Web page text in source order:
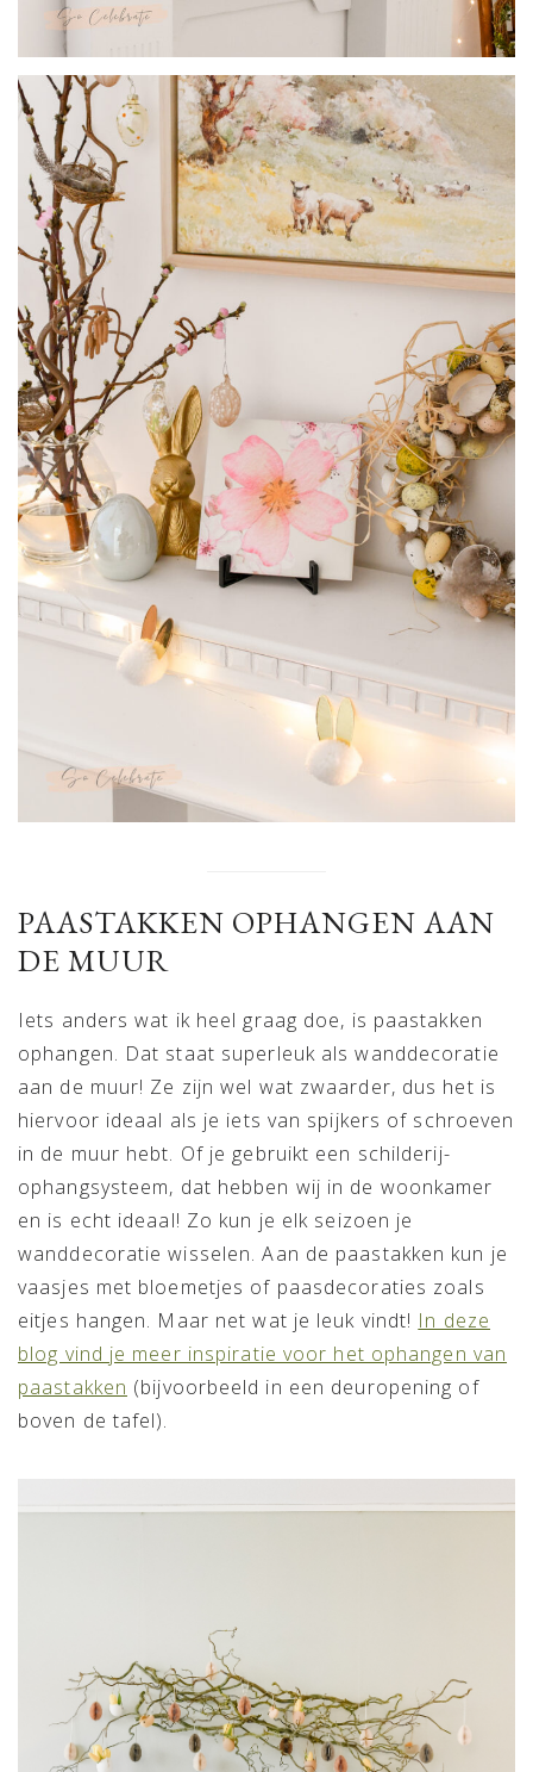
PAASTAKKEN OPHANGEN AAN
DE MUUR
Iets anders wat ik heel graag doe, is paastakken
ophangen. Dat staat superleuk als wanddecoratie
aan de muur! Ze zijn wel wat zwaarder, dus het is
hiervoor ideaal als je iets van spijkers of schroeven
in de muur hebt. Of je gebruikt een schilderij-
ophangsysteem, dat hebben wij in de woonkamer
en is echt ideaal! Zo kun je elk seizoen je
wanddecoratie wisselen. Aan de paastakken kun je
vaasjes met bloemetjes of paasdecoraties zoals
eitjes hangen. Maar net wat je leuk vindt! In deze
blog vind je meer inspiratie voor het ophangen van
paastakken (bijvoorbeeld in een deuropening of
boven de tafel).